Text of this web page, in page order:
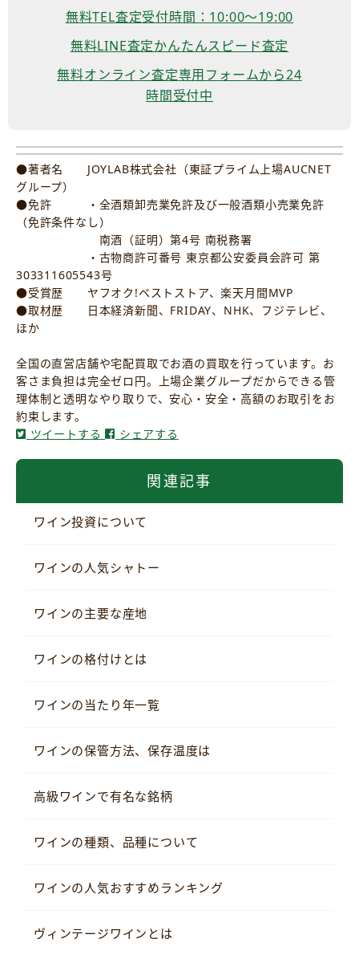
無料TEL査定受付時間：10:00～19:00
無料LINE査定かんたんスピード査定
無料オンライン査定専用フォームから24
時間受付中
●著者名 JOYLAB株式会社（東証プライム上場AUCNET
グループ）
●免許 ・全酒類卸売業免許及び一般酒類小売業免許
（免許条件なし）
南酒（証明）第4号 南税務署
・古物商許可番号 東京都公安委員会許可 第
303311605543号
●受賞歴 ヤフオク!ベストストア、楽天月間MVP
●取材歴 日本経済新聞、FRIDAY、NHK、フジテレビ、
ほか
全国の直営店舗や宅配買取でお酒の買取を行っています。お
客さま負担は完全ゼロ円。上場企業グループだからできる管
理体制と透明なやり取りで、安心・安全・高額のお取引をお
約束します。
ツイートする
シェアする
関連記事
ワイン投資について
ワインの人気シャトー
ワインの主要な産地
ワインの格付けとは
ワインの当たり年一覧
ワインの保管方法、保存温度は
高級ワインで有名な銘柄
ワインの種類、品種について
ワインの人気おすすめランキング
ヴィンテージワインとは